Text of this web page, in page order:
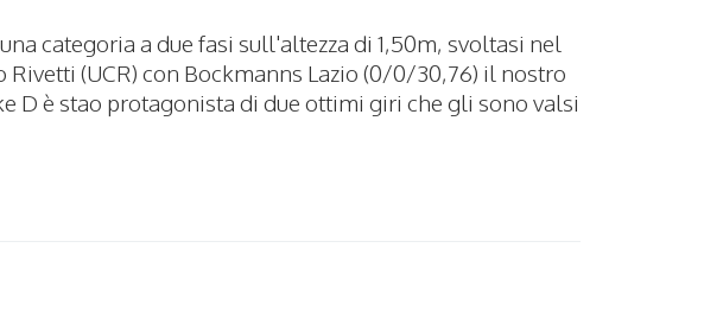
categoria a due fasi sull'altezza di 1,50m, svoltasi nel
(UCR) con Bockmanns Lazio (0/0/30,76) il nostro
D è stao protagonista di due ottimi giri che gli sono valsi